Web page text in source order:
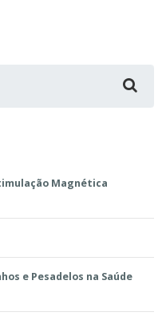
Magnética
e Pesadelos na Saúde